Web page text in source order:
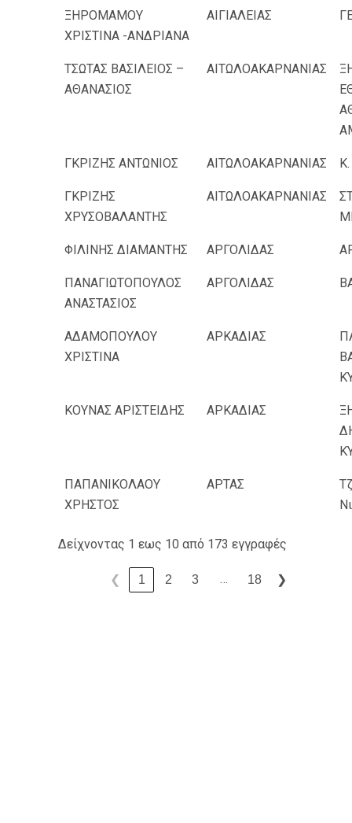
ΞΗΡΟΜΑΜΟΥ
ΧΡΙΣΤΙΝΑ -ΑΝΔΡΙΑΝΑ
ΑΙΓΙΑΛΕΙΑΣ
ΤΣΩΤΑΣ ΒΑΣΙΛΕΙΟΣ –
ΑΘΑΝΑΣΙΟΣ
ΑΙΤΩΛΟΑΚΑΡΝΑΝΙΑΣ
ΓΚΡΙΖΗΣ ΑΝΤΩΝΙΟΣ ΑΙΤΩΛΟΑΚΑΡΝΑΝΙΑΣ
ΓΚΡΙΖΗΣ
ΧΡΥΣΟΒΑΛΑΝΤΗΣ
ΑΙΤΩΛΟΑΚΑΡΝΑΝΙΑΣ
ΦΙΛΙΝΗΣ ΔΙΑΜΑΝΤΗΣ ΑΡΓΟΛΙΔΑΣ
ΠΑΝΑΓΙΩΤΟΠΟΥΛΟΣ
ΑΝΑΣΤΑΣΙΟΣ
ΑΡΓΟΛΙΔΑΣ
ΑΔΑΜΟΠΟΥΛΟΥ
ΧΡΙΣΤΙΝΑ
ΑΡΚΑΔΙΑΣ
ΚΟΥΝΑΣ ΑΡΙΣΤΕΙΔΗΣ ΑΡΚΑΔΙΑΣ
ΠΑΠΑΝΙΚΟΛΑΟΥ
ΧΡΗΣΤΟΣ
ΑΡΤΑΣ
Δείχνοντας 1 εως 10 από 173 εγγραφές
❮ 1 2 3 … 18 ❯